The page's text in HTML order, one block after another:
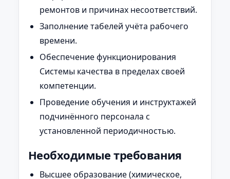
ремонтов и причинах несоответствий.
Заполнение табелей учёта рабочего
времени.
Обеспечение функционирования
Системы качества в пределах своей
компетенции.
Проведение обучения и инструктажей
подчинённого персонала с
установленной периодичностью.
Необходимые требования
Высшее образование (химическое,